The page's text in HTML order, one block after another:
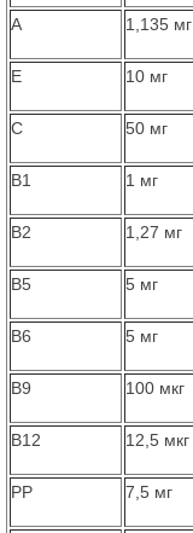
А 1,135 мг
Е 10 мг
С 50 мг
В1 1 мг
В2 1,27 мг
В5 5 мг
В6 5 мг
В9 100 мкг
B12 12,5 мкг
PP 7,5 мг